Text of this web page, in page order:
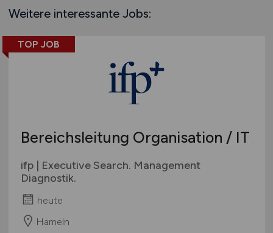
Schweiz
Europa
International
Weitere interessante Jobs:
TOP JOB
Bereichsleitung Organisation / IT
ifp | Executive Search. Management
Diagnostik.
heute
Hameln